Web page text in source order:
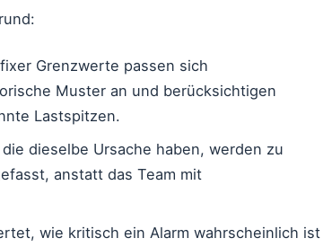
Grenzwerte passen sich
Muster an und berücksichtigen
Lastspitzen.
dieselbe Ursache haben, werden zu
anstatt das Team mit
wie kritisch ein Alarm wahrscheinlich ist